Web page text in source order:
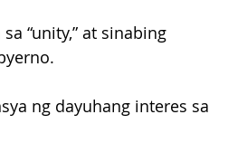
“unity,” at sinabing
ng dayuhang interes sa